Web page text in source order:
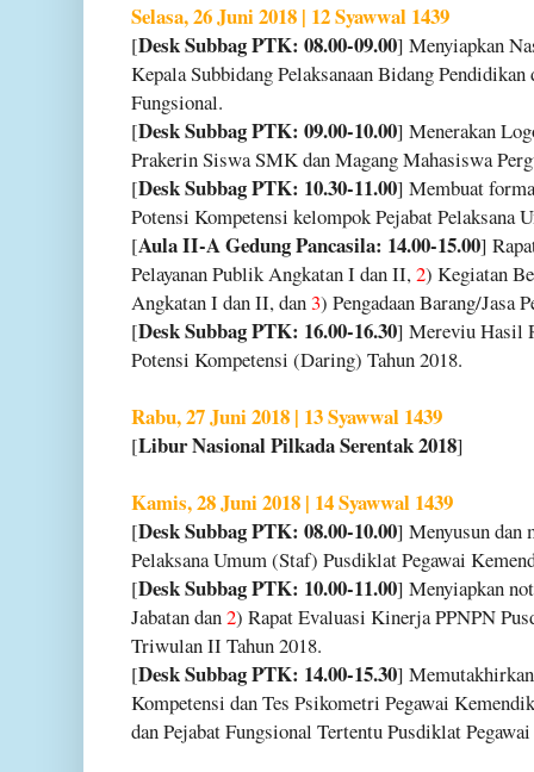
Selasa, 26 Juni 2018 | 12 Syawwal 1439
[Desk Subbag PTK: 08.00-09.00] Menyiapkan
Kepala Subbidang Pelaksanaan Bidang
Fungsional.
[Desk Subbag PTK: 09.00-10.00] Menerakan
Prakerin Siswa SMK dan Magang Mahasiswa
[Desk Subbag PTK: 10.30-11.00] Membuat
Potensi Kompetensi kelompok Pejabat Pelaksana
[Aula II-A Gedung Pancasila: 14.00-15.00]
Pelayanan Publik Angkatan I dan II,2) Kegiatan
Angkatan I dan II, dan3) Pengadaan Barang/Jasa
[Desk Subbag PTK: 16.00-16.30] Mereviu Hasil
Potensi Kompetensi (Daring) Tahun 2018.
Rabu, 27 Juni 2018 | 13 Syawwal 1439
[Libur Nasional Pilkada Serentak 2018]
Kamis, 28 Juni 2018 | 14 Syawwal 1439
[Desk Subbag PTK: 08.00-10.00] Menyusun dan
Pelaksana Umum (Staf) Pusdiklat Pegawai
[Desk Subbag PTK: 10.00-11.00] Menyiapkan
Jabatan dan2) Rapat Evaluasi Kinerja PPNPN
Triwulan II Tahun 2018.
[Desk Subbag PTK: 14.00-15.30]
Kompetensi dan Tes Psikometri Pegawai
dan Pejabat Fungsional Tertentu Pusdiklat